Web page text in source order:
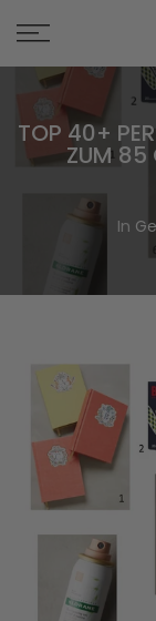
Zum
Inhalt
springen
TOP 40+
ZUM 85
In